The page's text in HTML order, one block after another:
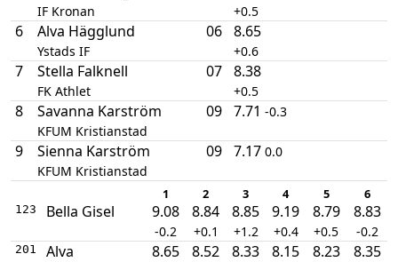
IF Kronan +0.5
6 Alva Hägglund
Ystads IF
06 8.65
+0.6
7 Stella Falknell
FK Athlet
07 8.38
+0.5
8 Savanna Karström
KFUM Kristianstad
09 7.71 -0.3
9 Sienna Karström
KFUM Kristianstad
09 7.17 0.0
1 2 3 4 5 6
123 Bella Gisel 9.08
-0.2
8.84
+0.1
8.85
+1.2
9.19
+0.4
8.79
+0.5
8.83
-0.2
201
Alva
8.65 8.52 8.33 8.15 8.23 8.35